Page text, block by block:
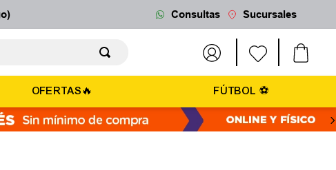
Consultas Sucursales
OFERTAS🔥 FÚTBOL ⚽